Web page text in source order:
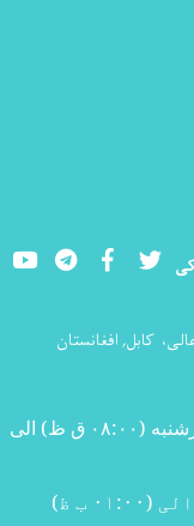
YoutubeLinkedInFacebook
کابل, افغانستان
روزهای شنبه تا چهارشنبه (۰۸:۰۰ ق ظ) الی